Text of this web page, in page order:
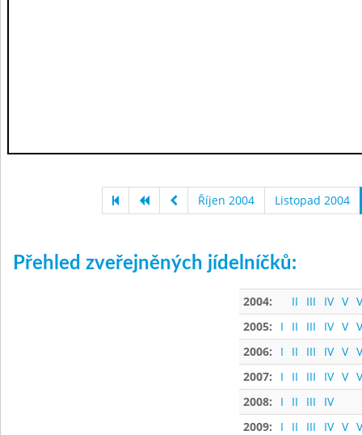
Říjen 2004 Listopad 2004
Přehled zveřejněných jídelníčků:
2004: II III IV V
2005:
I II III IV V
2006:
I II III IV V
2007:
I II III IV V
2008:
I II III
IV
2009:
I II III IV V